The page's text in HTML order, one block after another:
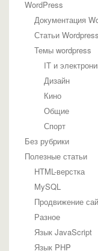
WordPress
Документация
Статьи Wordpress
Темы wordpress
IT и
Дизайн
Кино
Общие
Спорт
Без рубрики
Полезные статьи
HTML-верстка
MySQL
Продвижение
Разное
Язык JavaScript
Язык PHP